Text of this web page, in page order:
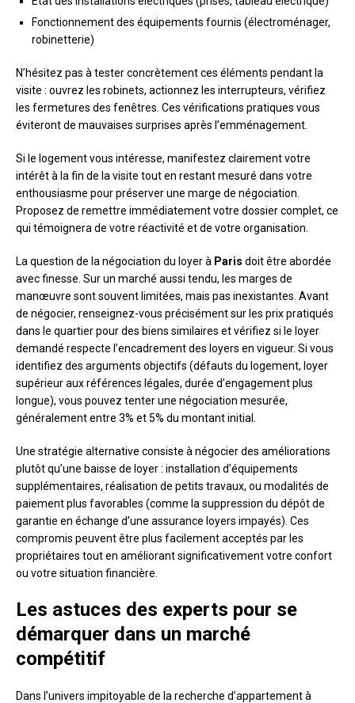
Fonctionnement des équipements fournis (électroménager,
robinetterie)
N’hésitez pas à tester concrètement ces éléments pendant la
visite : ouvrez les robinets, actionnez les interrupteurs, vérifiez
les fermetures des fenêtres. Ces vérifications pratiques vous
éviteront de mauvaises surprises après l’emménagement.
Si le logement vous intéresse, manifestez clairement votre
intérêt à la fin de la visite tout en restant mesuré dans votre
enthousiasme pour préserver une marge de négociation.
Proposez de remettre immédiatement votre dossier complet, ce
qui témoignera de votre réactivité et de votre organisation.
La question de la négociation du loyer à Paris doit être abordée
avec finesse. Sur un marché aussi tendu, les marges de
manœuvre sont souvent limitées, mais pas inexistantes. Avant
de négocier, renseignez-vous précisément sur les prix pratiqués
dans le quartier pour des biens similaires et vérifiez si le loyer
demandé respecte l’encadrement des loyers en vigueur. Si vous
identifiez des arguments objectifs (défauts du logement, loyer
supérieur aux références légales, durée d’engagement plus
longue), vous pouvez tenter une négociation mesurée,
généralement entre 3% et 5% du montant initial.
Une stratégie alternative consiste à négocier des améliorations
plutôt qu’une baisse de loyer : installation d’équipements
supplémentaires, réalisation de petits travaux, ou modalités de
paiement plus favorables (comme la suppression du dépôt de
garantie en échange d’une assurance loyers impayés). Ces
compromis peuvent être plus facilement acceptés par les
propriétaires tout en améliorant significativement votre confort
ou votre situation financière.
Les astuces des experts pour se
démarquer dans un marché
compétitif
Dans l’univers impitoyable de la recherche d’appartement à